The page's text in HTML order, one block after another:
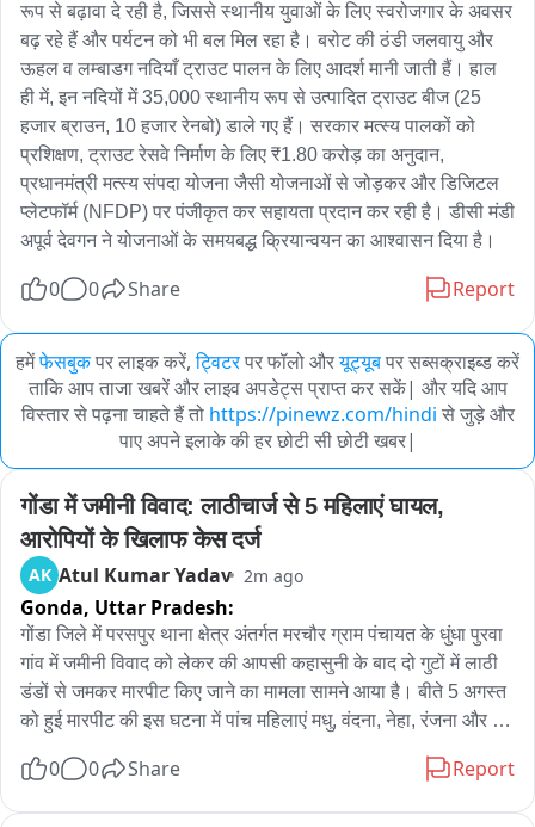
रूप से बढ़ावा दे रही है, जिससे स्थानीय युवाओं के लिए स्वरोजगार के अवसर
बढ़ रहे हैं और पर्यटन को भी बल मिल रहा है। बरोट की ठंडी जलवायु और
ऊहल व लम्बाडग नदियाँ ट्राउट पालन के लिए आदर्श मानी जाती हैं। हाल
ही में, इन नदियों में 35,000 स्थानीय रूप से उत्पादित ट्राउट बीज (25
हजार ब्राउन, 10 हजार रेनबो) डाले गए हैं। सरकार मत्स्य पालकों को
प्रशिक्षण, ट्राउट रेसवे निर्माण के लिए ₹1.80 करोड़ का अनुदान,
प्रधानमंत्री मत्स्य संपदा योजना जैसी योजनाओं से जोड़कर और डिजिटल
प्लेटफॉर्म (NFDP) पर पंजीकृत कर सहायता प्रदान कर रही है। डीसी मंडी
अपूर्व देवगन ने योजनाओं के समयबद्ध क्रियान्वयन का आश्वासन दिया है।
0 0 Share Report
हमेंफेसबुकपर लाइक करें, ट्विटरपर फॉलो औरयूट्यूबपर सब्सक्राइब्ड करें
ताकि आप ताजा खबरें और लाइव अपडेट्स प्राप्त कर सकें| और यदि आप
विस्तार से पढ़ना चाहते हैं तो https://pinewz.com/hindi से जुड़े और
पाए अपने इलाके की हर छोटी सी छोटी खबर|
गोंडा में जमीनी विवाद: लाठीचार्ज से 5 महिलाएं घायल,
आरोपियों के खिलाफ केस दर्ज
AK Atul Kumar Yadav 2m ago
Gonda, Uttar Pradesh:
गोंडा जिले में परसपुर थाना क्षेत्र अंतर्गत मरचौर ग्राम पंचायत के धुंधा पुरवा
गांव में जमीनी विवाद को लेकर की आपसी कहासुनी के बाद दो गुटों में लाठी
डंडों से जमकर मारपीट किए जाने का मामला सामने आया है। बीते 5 अगस्त
को हुई मारपीट की इस घटना में पांच महिलाएं मधु, वंदना, नेहा, रंजना और
गया है। मारपीट का वीडियो सोशल मीडिया पर वायरल होने के बाद परसपुर
0 0 Share Report